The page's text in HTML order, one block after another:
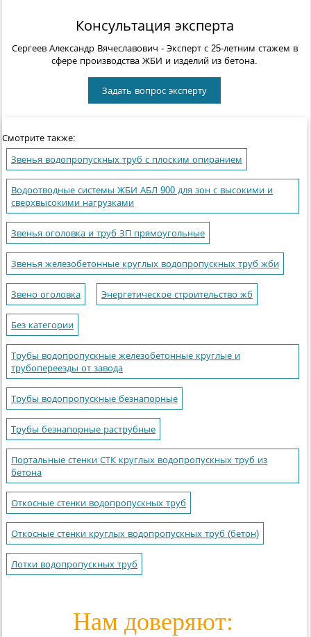
Консультация эксперта
Сергеев Александр Вячеславович - Эксперт с 25-летним стажем в
сфере производства ЖБИ и изделий из бетона.
Задать вопрос эксперту
Смотрите также:
Звенья водопропускных труб с плоским опиранием
Водоотводные системы ЖБИ АБЛ 900 для зон с высокими и
сверхвысокими нагрузками
Звенья оголовка и труб ЗП прямоугольные
Звенья железобетонные круглых водопропускных труб жби
Звено оголовка Энергетическое строительство жб
Без категории
Трубы водопропускные железобетонные круглые и
трубопереезды от завода
Трубы водопропускные безнапорные
Трубы безнапорные раструбные
Портальные стенки СТК круглых водопропускных труб из
бетона
Откосные стенки водопропускных труб
Откосные стенки круглых водопропускных труб (бетон)
Лотки водопропускных труб
Нам доверяют: